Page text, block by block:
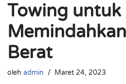
Towing untuk
Berat
oleh admin Maret 24, 2023